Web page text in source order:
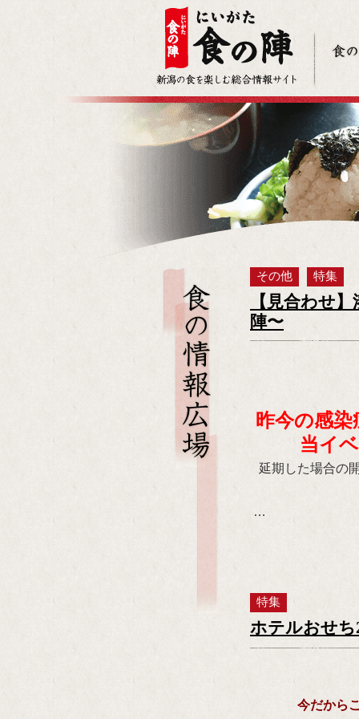
その他 特集
【見合わせ
陣〜
昨今の感
当イ
延期した場合の
…
特集
ホテルおせち
今だから